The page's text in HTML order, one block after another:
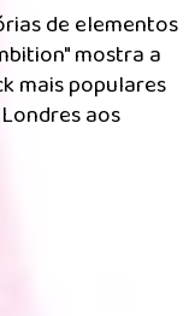
de elementos
mostra a
mais populares
aos